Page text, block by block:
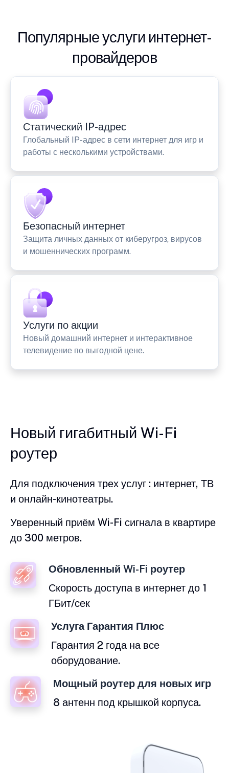
Популярные услуги интернет-
провайдеров
Статический IP-адрес
Глобальный IP-адрес в сети интернет для игр и
работы с несколькими устройствами.
Безопасный интернет
Защита личных данных от киберугроз, вирусов
и мошеннических программ.
Услуги по акции
Новый домашний интернет и интерактивное
телевидение по выгодной цене.
Новый гигабитный Wi-Fi
роутер
Для подключения трех услуг : интернет, ТВ
и онлайн-кинотеатры.
Уверенный приём Wi-Fi сигнала в квартире
до 300 метров.
Обновленный Wi-Fi роутер
Скорость доступа в интернет до 1
ГБит/сек
Услуга Гарантия Плюс
Гарантия 2 года на все
оборудование.
Мощный роутер для новых игр
8 антенн под крышкой корпуса.